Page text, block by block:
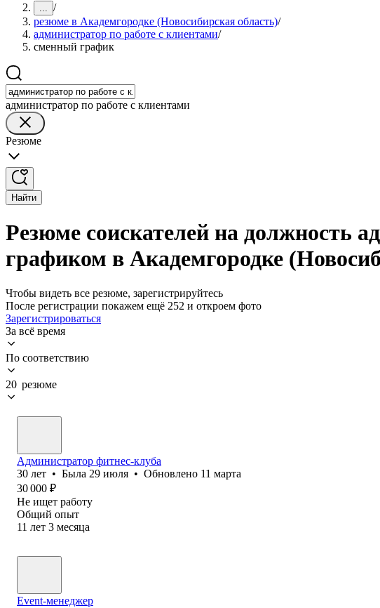
... /
резюме в Академгородке (Новосибирская область)/
администратор по работе с клиентами/
сменный график
администратор по работе с клиентами
Резюме
Найти
Резюме соискателей на должность
графиком в Академгородке
Чтобы видеть все резюме, зарегистрируйтесь
После регистрации покажем ещё 252 и откроем фото
Зарегистрироваться
За всё время
По соответствию
20 резюме
Администратор фитнес-клуба
30 лет • Была 29 июля • Обновлено 11 марта
30 000 ₽
Не ищет работу
Общий опыт
11 лет 3 месяца
Event-менеджер